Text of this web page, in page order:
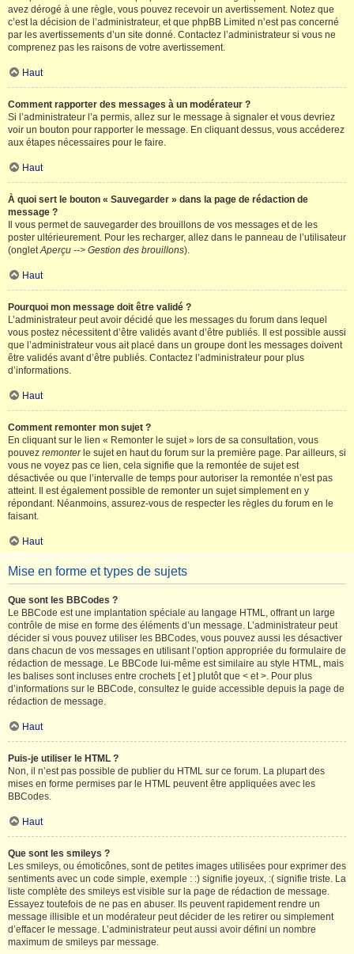
avez dérogé à une règle, vous pouvez recevoir un avertissement. Notez que
c’est la décision de l’administrateur, et que phpBB Limited n’est pas concerné
par les avertissements d’un site donné. Contactez l’administrateur si vous ne
comprenez pas les raisons de votre avertissement.
Haut
Comment rapporter des messages à un modérateur ?
Si l’administrateur l’a permis, allez sur le message à signaler et vous devriez
voir un bouton pour rapporter le message. En cliquant dessus, vous accéderez
aux étapes nécessaires pour le faire.
Haut
À quoi sert le bouton « Sauvegarder » dans la page de rédaction de
message ?
Il vous permet de sauvegarder des brouillons de vos messages et de les
poster ultérieurement. Pour les recharger, allez dans le panneau de l’utilisateur
(ongletAperçu --> Gestion des brouillons).
Haut
Pourquoi mon message doit être validé ?
L’administrateur peut avoir décidé que les messages du forum dans lequel
vous postez nécessitent d’être validés avant d’être publiés. Il est possible aussi
que l’administrateur vous ait placé dans un groupe dont les messages doivent
être validés avant d’être publiés. Contactez l’administrateur pour plus
d’informations.
Haut
Comment remonter mon sujet ?
En cliquant sur le lien « Remonter le sujet » lors de sa consultation, vous
pouvez remonterle sujet en haut du forum sur la première page. Par ailleurs, si
vous ne voyez pas ce lien, cela signifie que la remontée de sujet est
désactivée ou que l’intervalle de temps pour autoriser la remontée n’est pas
atteint. Il est également possible de remonter un sujet simplement en y
répondant. Néanmoins, assurez-vous de respecter les règles du forum en le
faisant.
Haut
Mise en forme et types de sujets
Que sont les BBCodes ?
Le BBCode est une implantation spéciale au langage HTML, offrant un large
contrôle de mise en forme des éléments d’un message. L’administrateur peut
décider si vous pouvez utiliser les BBCodes, vous pouvez aussi les désactiver
dans chacun de vos messages en utilisant l’option appropriée du formulaire de
rédaction de message. Le BBCode lui-même est similaire au style HTML, mais
les balises sont incluses entre crochets [ et ] plutôt que < et >. Pour plus
d’informations sur le BBCode, consultez le guide accessible depuis la page de
rédaction de message.
Haut
Puis-je utiliser le HTML ?
Non, il n’est pas possible de publier du HTML sur ce forum. La plupart des
mises en forme permises par le HTML peuvent être appliquées avec les
BBCodes.
Haut
Que sont les smileys ?
Les smileys, ou émoticônes, sont de petites images utilisées pour exprimer des
sentiments avec un code simple, exemple : :) signifie joyeux, :( signifie triste. La
liste complète des smileys est visible sur la page de rédaction de message.
Essayez toutefois de ne pas en abuser. Ils peuvent rapidement rendre un
message illisible et un modérateur peut décider de les retirer ou simplement
d’effacer le message. L’administrateur peut aussi avoir défini un nombre
maximum de smileys par message.